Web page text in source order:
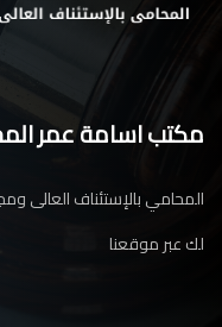
مكتب اسامة عمر
المحامي بالإستئناف العالى
لك عبر موقعنا